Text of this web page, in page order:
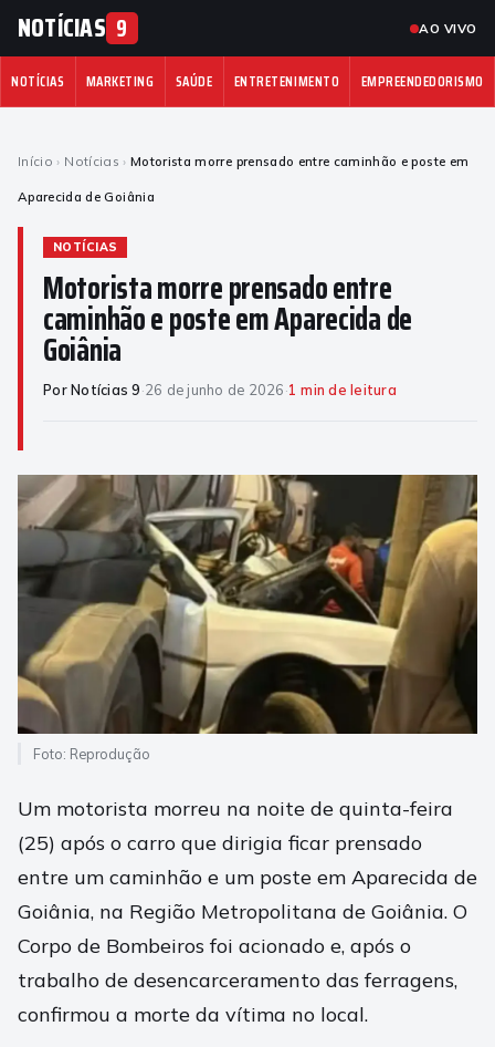
NOTÍCIAS 9 AO VIVO
NOTÍCIAS MARKETING SAÚDE ENTRETENIMENTO EMPREENDEDORISMO
Início › Notícias › Motorista morre prensado entre caminhão e poste em
Aparecida de Goiânia
NOTÍCIAS
Motorista morre prensado entre
caminhão e poste em Aparecida de
Goiânia
Por Notícias 9·26 de junho de 2026·1 min de leitura
Foto: Reprodução
Um motorista morreu na noite de quinta-feira
(25) após o carro que dirigia ficar prensado
entre um caminhão e um poste em Aparecida de
Goiânia, na Região Metropolitana de Goiânia. O
Corpo de Bombeiros foi acionado e, após o
trabalho de desencarceramento das ferragens,
confirmou a morte da vítima no local.